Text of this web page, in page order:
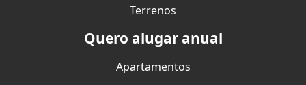
Terrenos
Quero alugar anual
Apartamentos